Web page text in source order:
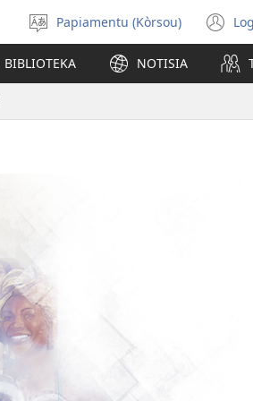
Skohe
Idioma
Papiamentu (Kòrsou)
BIBLIOTEKA NOTISIA